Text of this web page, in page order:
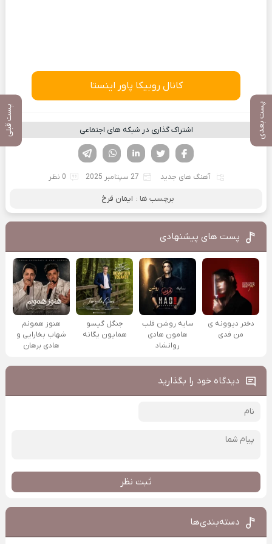
پست بعدی پست قبلی
کانال روبیکا پاور اینستا
اشتراک گذاری در شبکه های اجتماعی
لینکدین تویتر
فیسوک
آهنگ های جدید 27 سپتامبر 2025 0 نظر
برچسب ها : ایمان فرخ
پست های پیشنهادی
دختر دیوونه ی
من فدی
سایه روشن قلب
هامون هادی
روانشاد
جنگل گیسو
همایون یگانه
هنوز همونم
شهاب بخارایی و
هادی برهان
دیدگاه خود را بگذارید
ثبت نظر
دسته‌بندی‌ها